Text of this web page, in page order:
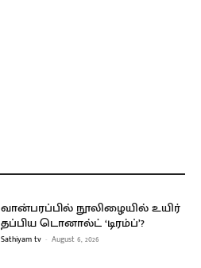
வான்பரப்பில் நூலிழையில் உயிர்
தப்பிய டொனால்ட் ‘டிரம்ப்’?
Sathiyam tv - August 6, 2026